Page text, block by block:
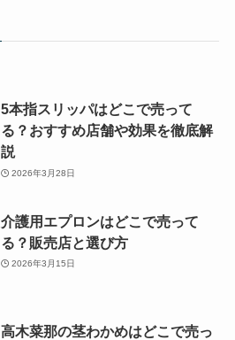
5本指スリッパはどこで売って
る？おすすめ店舗や効果を徹底解
説
2026年3月28日
介護用エプロンはどこで売って
る？販売店と選び方
2026年3月15日
高木菜那の茎わかめはどこで売っ